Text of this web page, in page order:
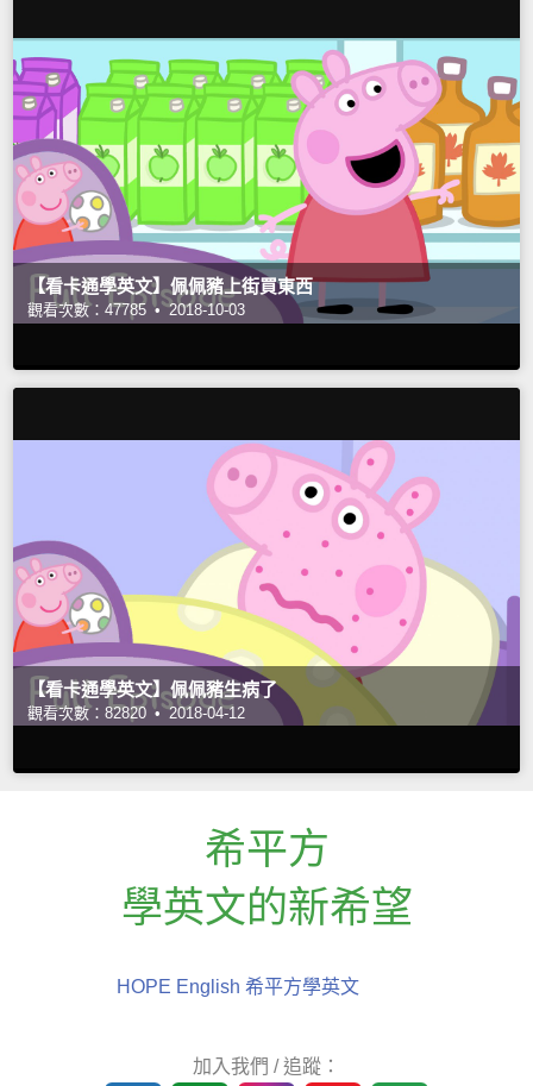
【看卡通學英文】佩佩豬上街買東西
觀看次數：47785 • 2018-10-03
【看卡通學英文】佩佩豬生病了
觀看次數：82820 • 2018-04-12
希平方
學英文的新希望
HOPE English 希平方學英文
加入我們 / 追蹤：